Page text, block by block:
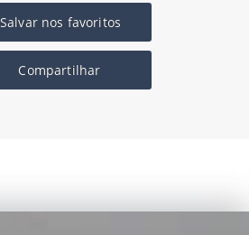
Salvar nos favoritos
Compartilhar